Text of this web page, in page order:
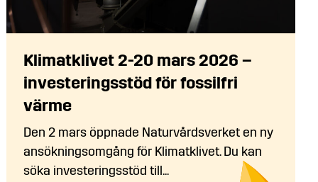
Klimatklivet 2-20 mars 2026 –
investeringsstöd för fossilfri
värme
Den 2 mars öppnade Naturvårdsverket en ny
ansökningsomgång för Klimatklivet. Du kan
söka investeringsstöd till...